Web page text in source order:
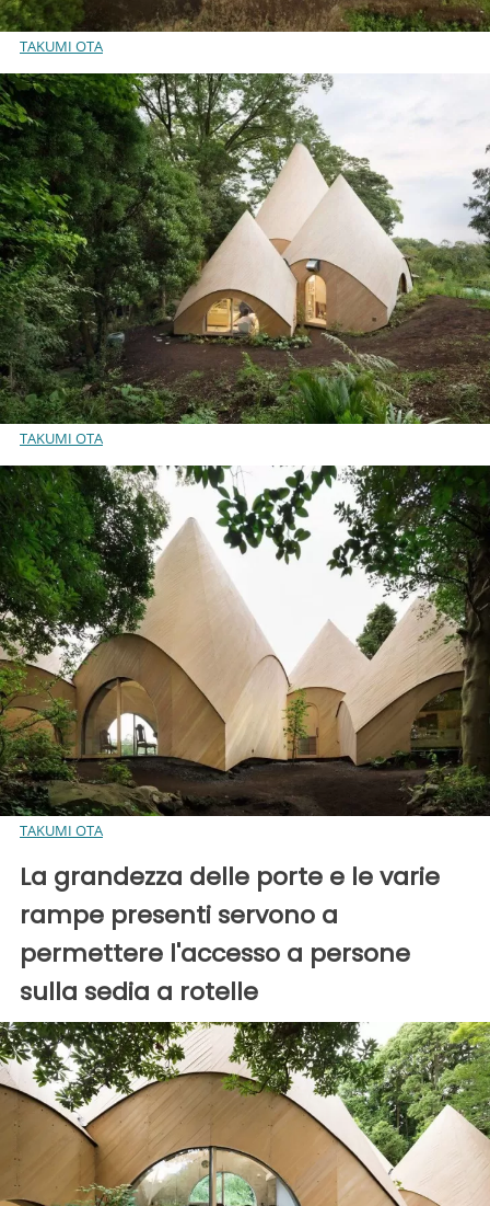
TAKUMI OTA
TAKUMI OTA
TAKUMI OTA
La grandezza delle porte e le varie
rampe presenti servono a
permettere l'accesso a persone
sulla sedia a rotelle